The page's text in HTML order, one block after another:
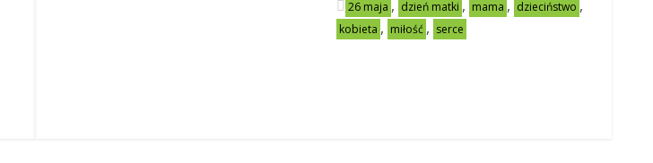
26 maja , dzień matki , mama , dzieciństwo ,
kobieta , miłość , serce